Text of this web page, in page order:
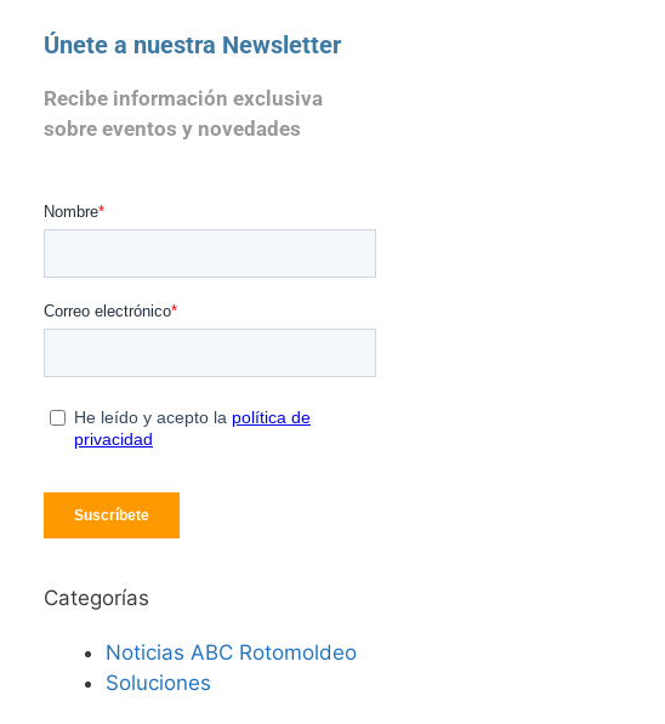
Únete a nuestra Newsletter
Recibe información exclusiva
sobre eventos y novedades
Categorías
Noticias ABC Rotomoldeo
Soluciones